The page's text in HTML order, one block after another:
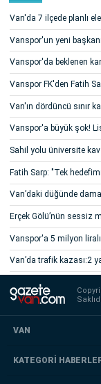
Van'da 7 ilçede planlı
Vanspor'un yeni
Vanspor'da beklenen
Vanspor FK'den Fatih
Van'ın dördüncü sınır
Vanspor'a büyük şok!
Sahil yolu üniversite
Fatih Sarp: "Tek
Van’daki düğünde
Erçek Gölü’nün sessiz
Vanspor'a 5 milyon
Van’da trafik kazası:2
VAN
KATEGORİ